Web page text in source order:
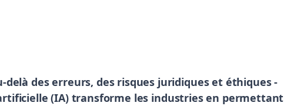
des erreurs, des risques juridiques et éthiques -
(IA) transforme les industries en permettant